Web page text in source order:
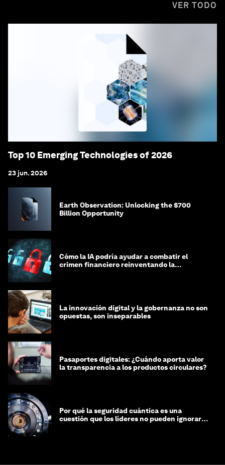
VER TODO
Top 10 Emerging Technologies of 2026
23 jun. 2026
Earth Observation: Unlocking the $700
Billion Opportunity
Cómo la IA podría ayudar a combatir el
crimen financiero reinventando la
La innovación digital y la gobernanza no son
opuestas, son inseparables
Pasaportes digitales: ¿Cuándo aporta valor
la transparencia a los productos circulares?
Por qué la seguridad cuántica es una
cuestión que los líderes no pueden ignorar